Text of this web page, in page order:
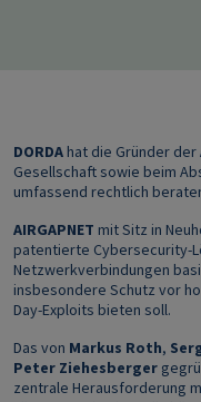
DORDA hat die Gründer der
Gesellschaft sowie beim
umfassend rechtlich
AIRGAPNET mit Sitz in
patentierte Cybersecurity-
Netzwerkverbindungen
insbesondere Schutz vor
Day-Exploits bieten soll.
Das von Markus Roth,
Peter Ziehesberger
zentrale Herausforderung